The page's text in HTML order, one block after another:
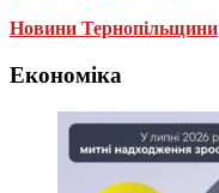
Новини Тернопільщини
Економіка